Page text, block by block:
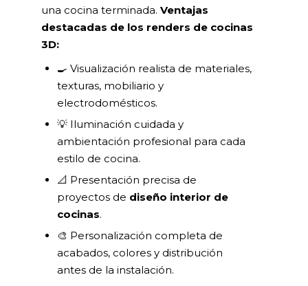
una cocina terminada. Ventajas
destacadas de los renders de cocinas
3D:
🍳 Visualización realista de materiales,
texturas, mobiliario y
electrodomésticos.
💡 Iluminación cuidada y
ambientación profesional para cada
estilo de cocina.
📐 Presentación precisa de
proyectos de diseño interior de
cocinas.
🎨 Personalización completa de
acabados, colores y distribución
antes de la instalación.